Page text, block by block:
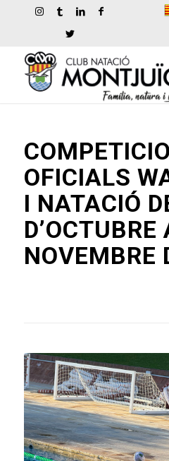
OFICIALS
I NATACIÓ
NOVEMBRE